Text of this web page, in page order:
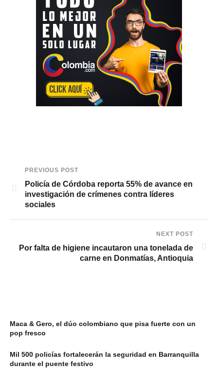
PREVIOUS POST
Policía de Córdoba reporta 55% de avance en
investigación de crímenes contra líderes
sociales
NEXT POST
Por falta de higiene incautaron una tonelada de
carne en Donmatías, Antioquia
Maca & Gero, el dúo colombiano que pisa fuerte con un
pop fresco
Mil 500 policías fortalecerán la seguridad en Barranquilla
durante el puente festivo